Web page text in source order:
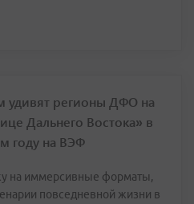
удивят регионы ДФО на
Дальнего Востока» в
году на ВЭФ
на иммерсивные форматы,
повседневной жизни в